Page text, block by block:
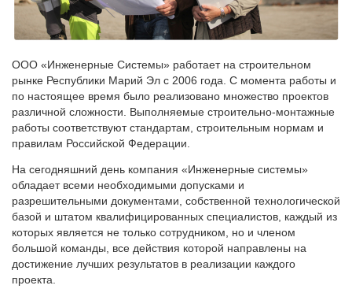
ООО «Инженерные Системы» работает на строительном
рынке Республики Марий Эл с 2006 года. С момента работы и
по настоящее время было реализовано множество проектов
различной сложности. Выполняемые строительно-монтажные
работы соответствуют стандартам, строительным нормам и
правилам Российской Федерации.
На сегодняшний день компания «Инженерные системы»
обладает всеми необходимыми допусками и
разрешительными документами, собственной технологической
базой и штатом квалифицированных специалистов, каждый из
которых является не только сотрудником, но и членом
большой команды, все действия которой направлены на
достижение лучших результатов в реализации каждого
проекта.